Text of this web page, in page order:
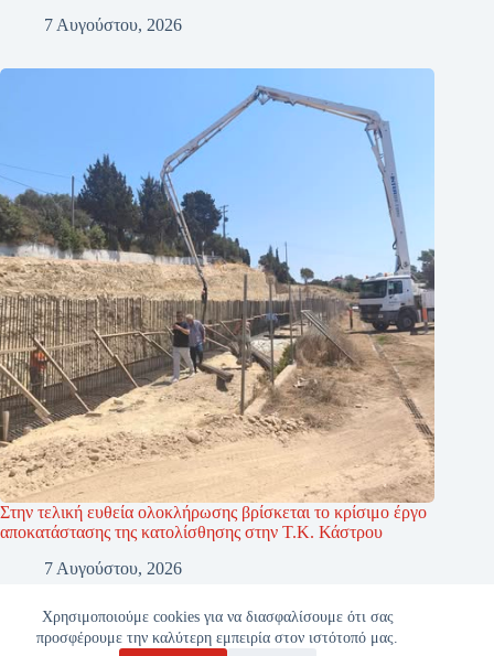
Χρησιμοποιούμε cookies για να διασφαλίσουμε ότι σας
προσφέρουμε την καλύτερη εμπειρία στον ιστότοπό μας.
7 Αυγούστου, 2026
Στην τελική ευθεία ολοκλήρωσης βρίσκεται το κρίσιμο έργο
αποκατάστασης της κατολίσθησης στην Τ.Κ. Κάστρου
7 Αυγούστου, 2026